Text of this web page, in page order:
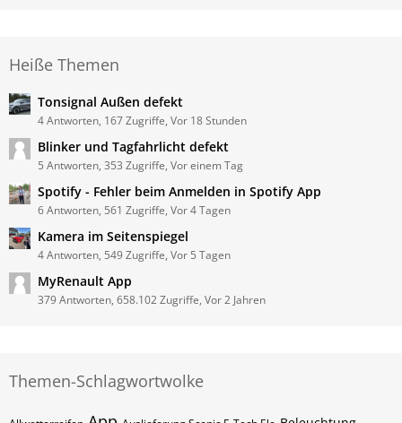
Heiße Themen
Tonsignal Außen defekt
4 Antworten, 167 Zugriffe, Vor 18 Stunden
Blinker und Tagfahrlicht defekt
5 Antworten, 353 Zugriffe, Vor einem Tag
Spotify - Fehler beim Anmelden in Spotify App
6 Antworten, 561 Zugriffe, Vor 4 Tagen
Kamera im Seitenspiegel
4 Antworten, 549 Zugriffe, Vor 5 Tagen
MyRenault App
379 Antworten, 658.102 Zugriffe, Vor 2 Jahren
Themen-Schlagwortwolke